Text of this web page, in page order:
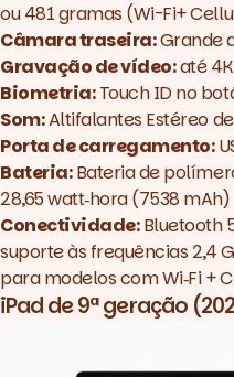
ou 481 gramas (Wi-Fi+
Câmara traseira:Grande
Gravação de vídeo:até
Biometria:Touch ID no
Som:Altifalantes Estéreo
Porta de carregamento:
Bateria:Bateria de
28,65 watt‑hora (7538 mAh)
Conectividade:Bluetooth
suporte às frequências 2,4
para modelos com Wi‑Fi +
iPad de 9ª geração